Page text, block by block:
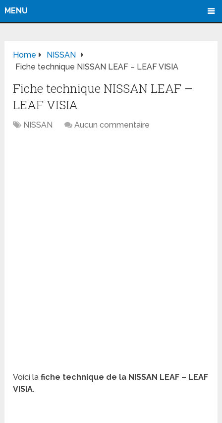
MENU
Home
NISSAN
Fiche technique NISSAN LEAF – LEAF VISIA
Fiche technique NISSAN LEAF –
LEAF VISIA
NISSAN Aucun commentaire
Voici la fiche technique de la NISSAN LEAF – LEAF
VISIA.